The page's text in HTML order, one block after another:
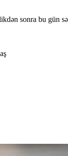
sonra bu gün